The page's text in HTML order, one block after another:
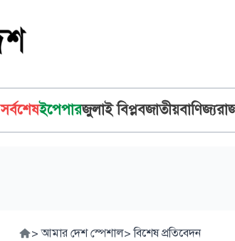
সর্বশেষইপেপারজুলাই বিপ্লবজাতীয়বাণিজ্য
> আমার দেশ স্পেশাল> বিশেষ প্রতিবেদন